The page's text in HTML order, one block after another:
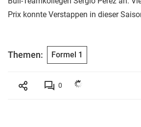
Prix konnte Verstappen in dieser
Themen: Formel 1
0